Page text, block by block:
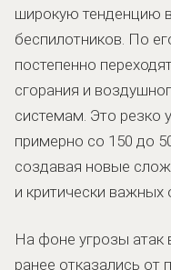
широкую тенденцию
беспилотников. По
постепенно
сгорания и
системам. Это резко
примерно со 150 до
создавая новые
и критически важных
На фоне угрозы атак
ранее отказались от